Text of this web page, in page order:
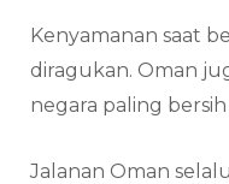
Kenyamanan saat
diragukan. Oman
negara paling
Jalanan Oman